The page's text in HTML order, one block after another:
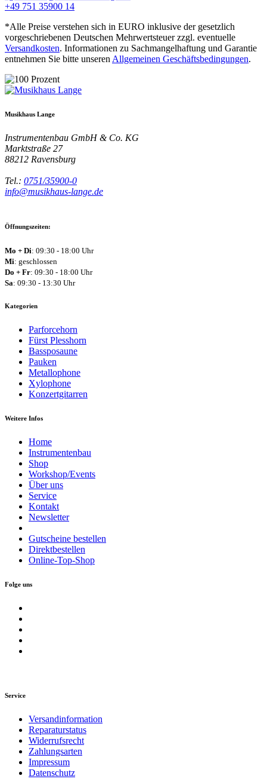
+49 751 35900 14
*Alle Preise verstehen sich in EURO inklusive der gesetzlich
vorgeschriebenen Deutschen Mehrwertsteuer zzgl. eventuelle
Versandkosten. Informationen zu Sachmangelhaftung und Garantie
entnehmen Sie bitte unseren Allgemeinen Geschäftsbedingungen.
Musikhaus Lange
Instrumentenbau GmbH & Co. KG
Marktstraße 27
88212 Ravensburg
Tel.: 0751/35900-0
info@musikhaus-lange.de
Öffnungszeiten:
Mo + Di: 09:30 - 18:00 Uhr
Mi: geschlossen
Do + Fr: 09:30 - 18:00 Uhr
Sa: 09:30 - 13:30 Uhr
Kategorien
Parforcehorn
Fürst Plesshorn
Bassposaune
Pauken
Metallophone
Xylophone
Konzertgitarren
Weitere Infos
Home
Instrumentenbau
Shop
Workshop/Events
Über uns
Service
Kontakt
Newsletter
Gutscheine bestellen
Direktbestellen
Online-Top-Shop
Folge uns
Service
Versandinformation
Reparaturstatus
Widerrufsrecht
Zahlungsarten
Impressum
Datenschutz